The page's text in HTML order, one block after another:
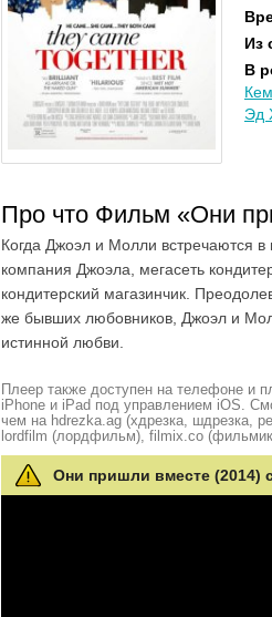
Из
В
Эд
Про что Фильм «Они
Когда Джоэл и Молли встречаются
компания Джоэла, мегасеть
кондитерский магазинчик.
же бывших любовников, Джоэл и
истинной любви.
Плеер также доступен на телефоне и
iPhone и iPad под управлением iOS.
чем на hdrezka.ag (хдрезка, шдрезка,
lordfilm (лордфильм), filmix.co
Они пришли вместе (2014)